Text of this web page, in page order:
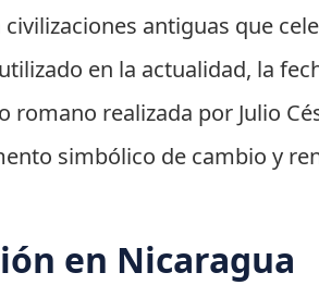
antiguas que
en la actualidad, la
realizada por Julio
simbólico de cambio y
en Nicaragua